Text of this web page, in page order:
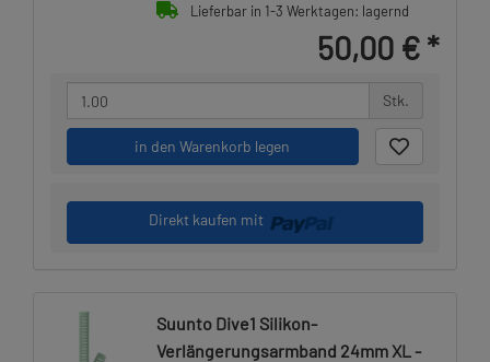
Lieferbar in 1-3 Werktagen: lagernd
50,00 € *
Stk.
in den Warenkorb legen
Direkt kaufen mit
Suunto Dive1 Silikon-
Verlängerungsarmband 24mm XL -